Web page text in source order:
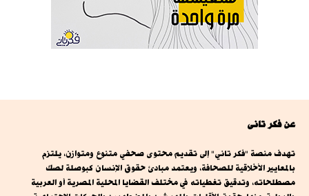
عن فكر تانى
تهدف منصة "فكر تاني" إلى تقديم محتوى صحفي متنوع ومتوازن، يلتزم
بالمعايير الأخلاقية للصحافة، ويعتمد مبادئ حقوق الإنسان كبوصلة لصك
مصطلحاته، وتدقيق تغطياته في مختلف القضايا المحلية المصرية أو العربية